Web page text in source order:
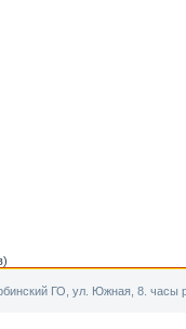
ГО, ул. Южная, 8. часы